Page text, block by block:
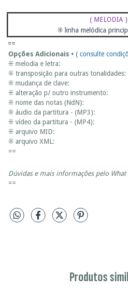
( MELODIA )
⁜ linha melódica
==
Opções Adicionais • ( consulte
⁜ melodia e letra:
⁜ transposição para outras tonalidades:
⁜ mudança de clave:
⁜ alteração p/ outro instrumento:
⁜ nome das notas (NdN):
⁜ áudio da partitura - (MP3):
⁜ vídeo da partitura - (MP4):
⁜ arquivo MID:
⁜ arquivo XML:
==
Dúvidas e mais informações pelo
==
Produtos